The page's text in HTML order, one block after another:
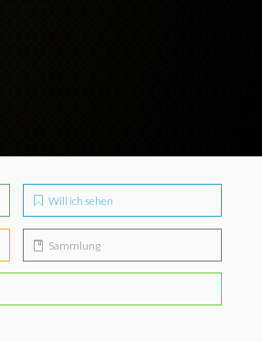
Will ich sehen
Sammlung